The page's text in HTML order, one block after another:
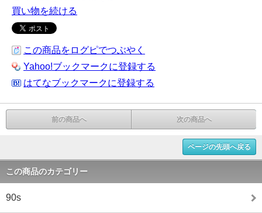
買い物を続ける
この商品をログピでつぶやく
Yahoo!ブックマークに登録する
はてなブックマークに登録する
前の商品へ 次の商品へ
ページの先頭へ戻る
この商品のカテゴリー
90s